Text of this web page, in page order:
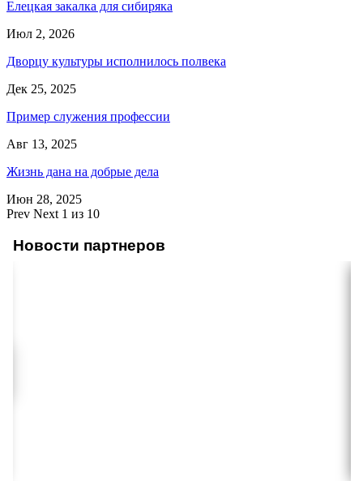
Елецкая закалка для сибиряка
Июл 2, 2026
Дворцу культуры исполнилось полвека
Дек 25, 2025
Пример служения профессии
Авг 13, 2025
Жизнь дана на добрые дела
Июн 28, 2025
Prev Next 1 из 10
Новости партнеров